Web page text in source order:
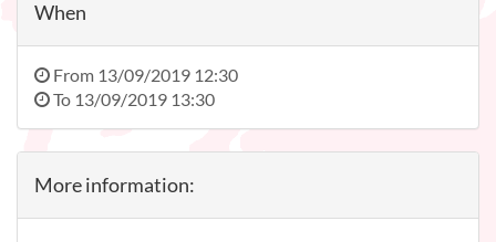
When
From 13/09/2019 12:30
To 13/09/2019 13:30
More information: